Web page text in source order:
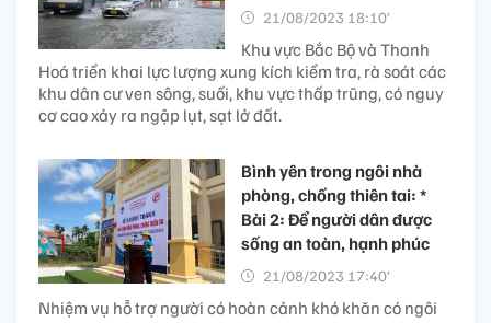
21/08/2023 18:10’
Khu vực Bắc Bộ và Thanh
Hoá triển khai lực lượng xung kích kiểm tra, rà soát các
khu dân cư ven sông, suối, khu vực thấp trũng, có nguy
cơ cao xảy ra ngập lụt, sạt lở đất.
Bình yên trong ngôi nhà
phòng, chống thiên tai: *
Bài 2: Để người dân được
sống an toàn, hạnh phúc
21/08/2023 17:40’
Nhiệm vụ hỗ trợ người có hoàn cảnh khó khăn có ngôi